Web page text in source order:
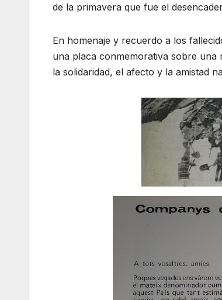
de la primavera que fue el
En homenaje y recuerdo a los
una placa conmemorativa sobre una
la solidaridad, el afecto y la amistad